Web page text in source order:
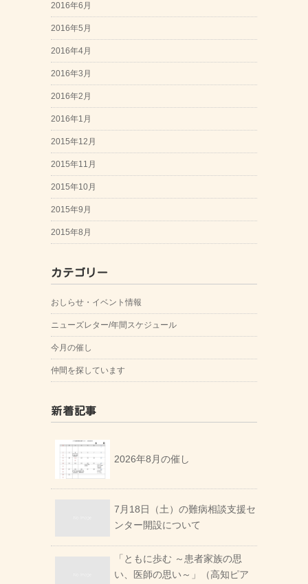
2016年6月
2016年5月
2016年4月
2016年3月
2016年2月
2016年1月
2015年12月
2015年11月
2015年10月
2015年9月
2015年8月
カテゴリー
おしらせ・イベント情報
ニューズレター/年間スケジュール
今月の催し
仲間を探しています
新着記事
2026年8月の催し
7月18日（土）の難病相談支援セ
ンター開設について
「ともに歩む ～患者家族の思
い、医師の思い～」（高知ピア